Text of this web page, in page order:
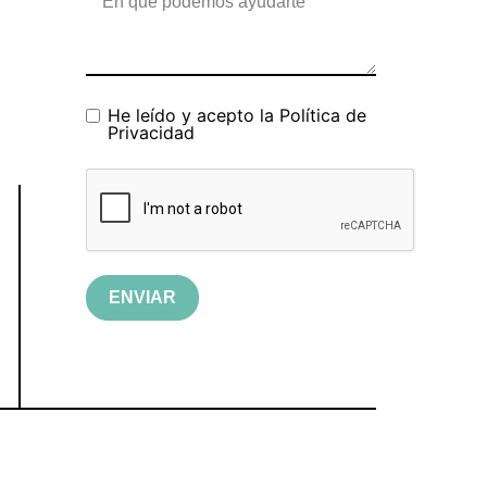
He leído y acepto la Política de
Privacidad
ENVIAR